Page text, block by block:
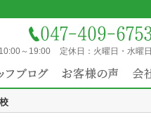
10:00～19:00 定休日： 火曜日・水曜日